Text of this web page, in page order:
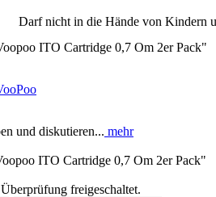
Darf nicht in die Hände von Kindern
ITO Cartridge 0,7 Om 2er Pack"
und diskutieren... mehr
ITO Cartridge 0,7 Om 2er Pack"
freigeschaltet.